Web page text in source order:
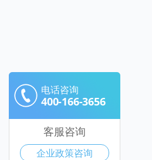
电话咨询
400-166-3656
客服咨询
企业政策咨询